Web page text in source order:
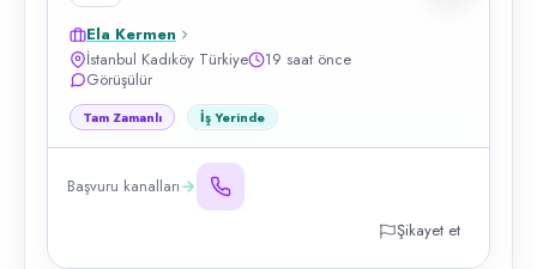
Ela Kermen
İstanbul Kadıköy Türkiye
19 saat önce
Görüşülür
Tam Zamanlı İş Yerinde
Başvuru kanalları
Şikayet et